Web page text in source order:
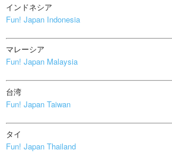
インドネシア
Fun! Japan Indonesia
マレーシア
Fun! Japan Malaysia
台湾
Fun! Japan Taiwan
タイ
Fun! Japan Thailand